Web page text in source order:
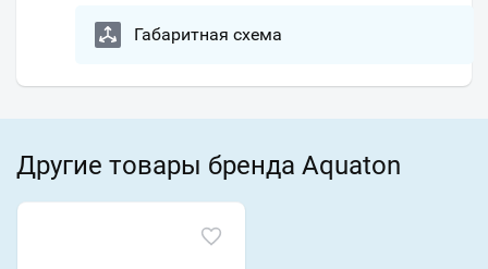
Габаритная схема
Другие товары бренда Aquaton